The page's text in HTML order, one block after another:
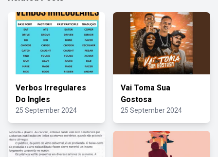
Verbos Irregulares
Do Ingles
25 September 2024
Vai Toma Sua
Gostosa
25 September 2024